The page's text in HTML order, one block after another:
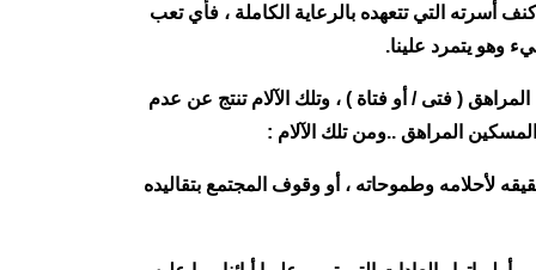
يعيش في كنف أسرته التي تتعهده بالرعاية الكاملة ، فأي تعب
وهو يتمرد علينا.
التي يتعرض لها المراهق ( فتى / أو فتاة ) ، وتلك الآلام تنتج عن عدم
المراهق ..ومن تلك الآلام :
لأحلامه وطموحاته ، أو وقوف المجتمع بتقاليده